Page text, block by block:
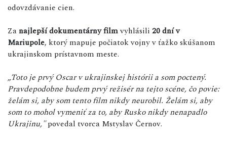
odovzdávanie cien.
Zanajlepší dokumentárny filmvyhlásili 20 dní v
Mariupole, ktorý mapuje počiatok vojny v ťažko skúšanom
ukrajinskom prístavnom meste.
„Toto je prvý Oscar v ukrajinskej histórii a som poctený.
Pravdepodobne budem prvý režisér na tejto scéne, čo povie:
želám si, aby som tento film nikdy neurobil. Želám si, aby
som to mohol vymeniť za to, aby Rusko nikdy nenapadlo
Ukrajinu,"povedal tvorca Mstyslav Černov.